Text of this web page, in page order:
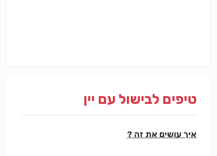
טיפים לבישול עם יין
איך עושים את זה ?